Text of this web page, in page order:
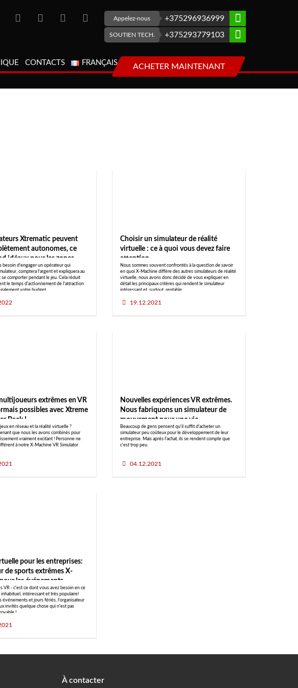
Appelez-nous +375296936999
SOUTIEN TECH. +375293779103
CONTACTS FRANÇAIS ACHETER MAINTENANT
Xtrematic peuvent
autonomes, ce
idéaux pour les zones
besoin d'engager un opérateur qui
comptera l'argent et expliquera au
se comporter pendant le jeu. Cela réduit
le temps d'actionnement de l'attraction
votre budget.
Choisir un simulateur de réalité
virtuelle : ce à quoi vous devez faire
attention
Nous sommes souvent confrontés à la question de savoir
en quoi X-Machine diffère des autres simulateurs de réalité
virtuelle, nous avons donc décidé de vous expliquer en
détail les principaux critères qui rendent le simulateur
intéressant et, surtout, rentable.
19.12.2021
extrêmes en VR
possibles avec Xtreme
Pack !
en réseau et la réalité virtuelle ?
que nous les avons combinés pour
vraiment excitant ! Personne ne
à notre X-Machine VR Simulator
Nouvelles expériences VR extrêmes.
Nous fabriquons un simulateur de
mouvement pour une vie
merveilleuse
Beaucoup de gens pensent qu'il suffit d'acheter un
simulateur peu coûteux pour le développement de leur
entreprise. Mais après l'achat, ils se rendent compte que
c'est trop peu.
04.12.2021
pour les entreprises:
de sports extrêmes X-
les événements
VR - c'est ce dont vous avez besoin en ce
inhabituel, intéressant et très populaire!
événements et jours fériés, l'organisateur
invités quelque chose qui n'est pas
!
À contacter